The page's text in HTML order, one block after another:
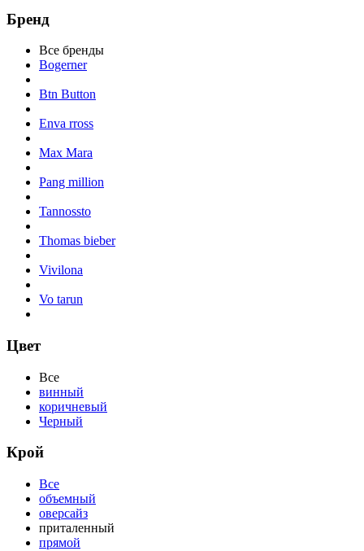
Бренд
Все бренды
Bogerner
Btn Button
Enva rross
Max Mara
Pang million
Tannossto
Thomas bieber
Vivilona
Vo tarun
Цвет
Все
винный
коричневый
Черный
Крой
Все
объемный
оверсайз
приталенный
прямой